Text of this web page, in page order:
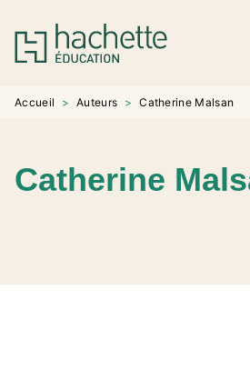
MENU RECHERCHE
PIED DE PAGE
Accueil > Auteurs > Catherine Malsan
Catherine